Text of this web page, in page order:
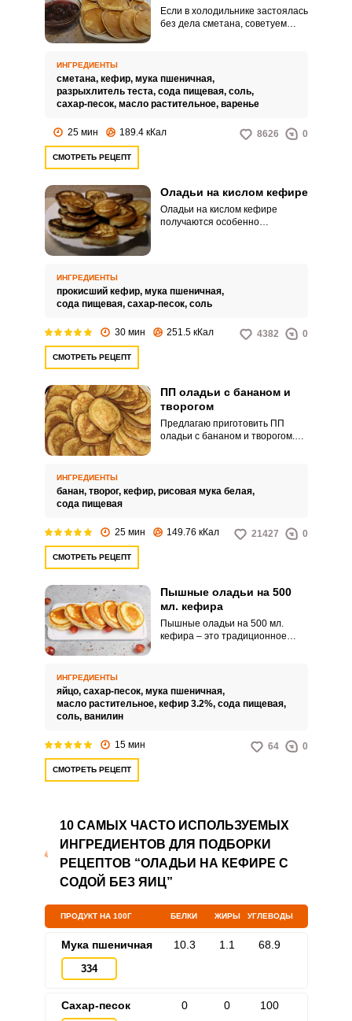
Если в холодильнике застоялась
без дела сметана, советуем
если она уже не первой
свежести и стала слишком
кислой.
ИНГРЕДИЕНТЫ
сметана, кефир, мука пшеничная,
разрыхлитель теста, сода пищевая, соль,
сахар-песок, масло растительное, варенье
25 мин 189.4 кКал 8626 0
СМОТРЕТЬ РЕЦЕПТ
Оладьи на кислом кефире
Оладьи на кислом кефире
получаются особенно
ИНГРЕДИЕНТЫ
прокисший кефир, мука пшеничная,
сода пищевая, сахар-песок, соль
30 мин 251.5 кКал 4382 0
СМОТРЕТЬ РЕЦЕПТ
ПП оладьи с бананом и
творогом
Предлагаю приготовить ПП
оладьи с бананом и творогом.
ИНГРЕДИЕНТЫ
банан, творог, кефир, рисовая мука белая,
сода пищевая
25 мин 149.76 кКал 21427 0
СМОТРЕТЬ РЕЦЕПТ
Пышные оладьи на 500
мл. кефира
Пышные оладьи на 500 мл.
кефира – это традиционное
ИНГРЕДИЕНТЫ
яйцо, сахар-песок, мука пшеничная,
масло растительное, кефир 3.2%, сода пищевая,
соль, ванилин
15 мин 64 0
СМОТРЕТЬ РЕЦЕПТ
10 САМЫХ ЧАСТО ИСПОЛЬЗУЕМЫХ
ИНГРЕДИЕНТОВ ДЛЯ ПОДБОРКИ
РЕЦЕПТОВ “ОЛАДЬИ НА КЕФИРЕ С
СОДОЙ БЕЗ ЯИЦ”
ПРОДУКТ НА 100Г БЕЛКИ ЖИРЫ УГЛЕВОДЫ
Мука пшеничная
334
10.3 1.1 68.9
Сахар-песок 0 0 100